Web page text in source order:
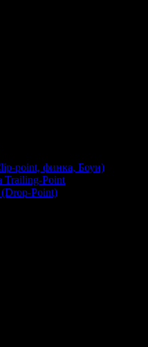
point, финка, Боуи)
Trailing-Point
Point)